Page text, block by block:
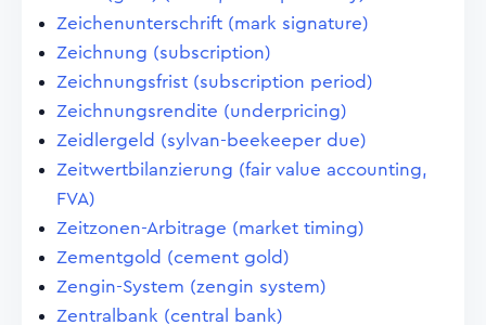
Zeichenunterschrift (mark signature)
Zeichnung (subscription)
Zeichnungsfrist (subscription period)
Zeichnungsrendite (underpricing)
Zeidlergeld (sylvan-beekeeper due)
Zeitwertbilanzierung (fair value accounting,
FVA)
Zeitzonen-Arbitrage (market timing)
Zementgold (cement gold)
Zengin-System (zengin system)
Zentralbank (central bank)